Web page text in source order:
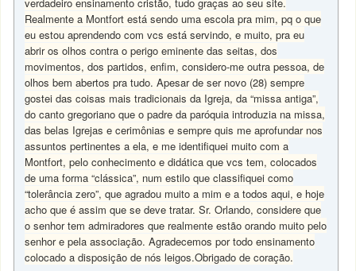
Realmente a Montfort está sendo uma escola pra mim, pq o que
eu estou aprendendo com vcs está servindo, e muito, pra eu
abrir os olhos contra o perigo eminente das seitas, dos
movimentos, dos partidos, enfim, considero-me outra pessoa, de
olhos bem abertos pra tudo. Apesar de ser novo (28) sempre
gostei das coisas mais tradicionais da Igreja, da “missa antiga”,
do canto gregoriano que o padre da paróquia introduzia na missa,
das belas Igrejas e cerimônias e sempre quis me aprofundar nos
assuntos pertinentes a ela, e me identifiquei muito com a
Montfort, pelo conhecimento e didática que vcs tem, colocados
de uma forma “clássica”, num estilo que classifiquei como
“tolerância zero”, que agradou muito a mim e a todos aqui, e hoje
acho que é assim que se deve tratar. Sr. Orlando, considere que
o senhor tem admiradores que realmente estão orando muito pelo
senhor e pela associação. Agradecemos por todo ensinamento
colocado a disposição de nós leigos.Obrigado de coração.